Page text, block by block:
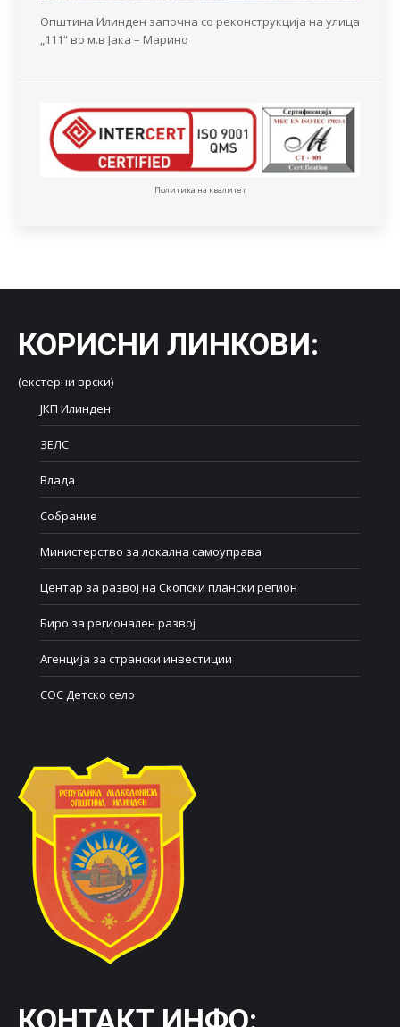
Општина Илинден започна со реконструкција на улица
„111“ во м.в Јака – Марино
Политика на квалитет
КОРИСНИ ЛИНКОВИ:
(екстерни врски)
ЈКП Илинден
ЗЕЛС
Влада
Собрание
Министерство за локална самоуправа
Центар за развој на Скопски плански регион
Биро за регионален развој
Агенција за странски инвестиции
СОС Детско село